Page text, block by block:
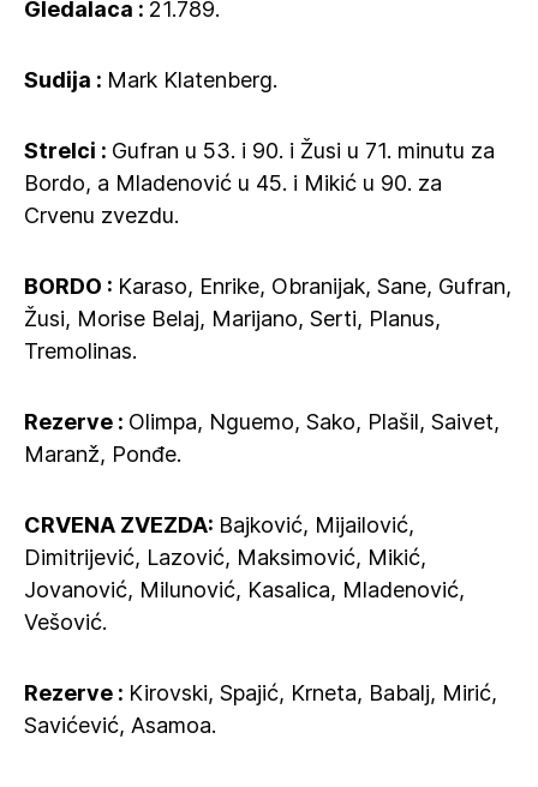
Gledalaca : 21.789.
Sudija : Mark Klatenberg.
Strelci : Gufran u 53. i 90. i Žusi u 71. minutu za
Bordo, a Mladenović u 45. i Mikić u 90. za
Crvenu zvezdu.
BORDO : Karaso, Enrike, Obranijak, Sane, Gufran,
Žusi, Morise Belaj, Marijano, Serti, Planus,
Tremolinas.
Rezerve : Olimpa, Nguemo, Sako, Plašil, Saivet,
Maranž, Ponđe.
CRVENA ZVEZDA: Bajković, Mijailović,
Dimitrijević, Lazović, Maksimović, Mikić,
Jovanović, Milunović, Kasalica, Mladenović,
Vešović.
Rezerve : Kirovski, Spajić, Krneta, Babalj, Mirić,
Savićević, Asamoa.